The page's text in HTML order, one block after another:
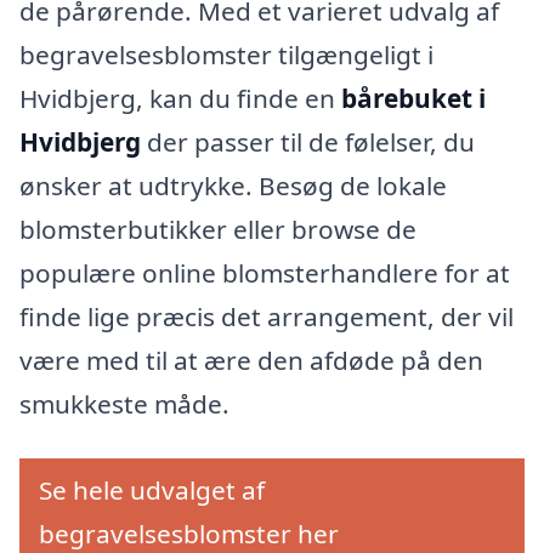
de pårørende. Med et varieret udvalg af
begravelsesblomster tilgængeligt i
Hvidbjerg, kan du finde en bårebuket i
Hvidbjerg der passer til de følelser, du
ønsker at udtrykke. Besøg de lokale
blomsterbutikker eller browse de
populære online blomsterhandlere for at
finde lige præcis det arrangement, der vil
være med til at ære den afdøde på den
smukkeste måde.
Se hele udvalget af
begravelsesblomster her